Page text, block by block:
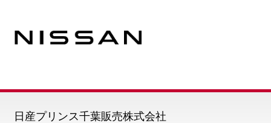
日産プリンス千葉販売株式会社